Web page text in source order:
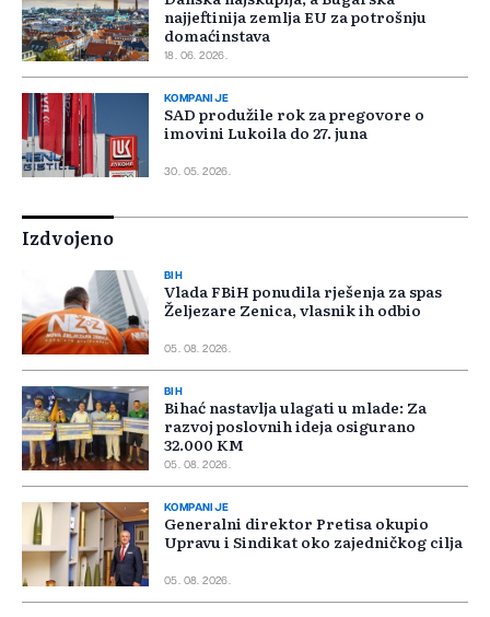
najjeftinija zemlja EU za potrošnju
domaćinstava
18. 06. 2026.
KOMPANIJE
SAD produžile rok za pregovore o
imovini Lukoila do 27. juna
30. 05. 2026.
Izdvojeno
BIH
Vlada FBiH ponudila rješenja za spas
Željezare Zenica, vlasnik ih odbio
05. 08. 2026.
BIH
Bihać nastavlja ulagati u mlade: Za
razvoj poslovnih ideja osigurano
32.000 KM
05. 08. 2026.
KOMPANIJE
Generalni direktor Pretisa okupio
Upravu i Sindikat oko zajedničkog cilja
05. 08. 2026.